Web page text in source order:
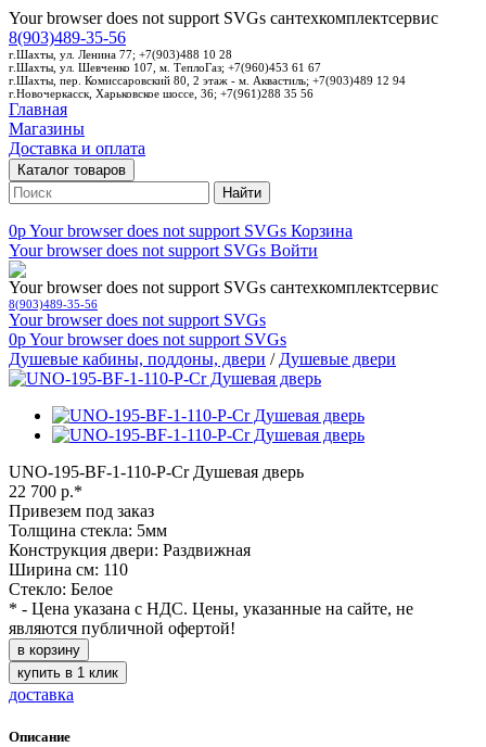
Your browser does not support SVGs сантехкомплектсервис
8(903)489-35-56
г.Шахты, ул. Ленина 77; +7(903)488 10 28
г.Шахты, ул. Шевченко 107, м. ТеплоГаз; +7(960)453 61 67
г.Шахты, пер. Комиссаровский 80, 2 этаж - м. Аквастиль; +7(903)489 12 94
г.Новочеркасск, Харьковское шоссе, 36; +7(961)288 35 56
Главная
Магазины
Доставка и оплата
Каталог товаров
Найти
0pYour browser does not support SVGs Корзина
Your browser does not support SVGs Войти
Your browser does not support SVGs сантехкомплектсервис
8(903)489-35-56
Your browser does not support SVGs
0pYour browser does not support SVGs
Душевые кабины, поддоны, двери / Душевые двери
UNO-195-BF-1-110-P-Cr Душевая дверь
22 700 р.*
Привезем под заказ
Толщина стекла: 5мм
Конструкция двери: Раздвижная
Ширина см: 110
Стекло: Белое
* - Цена указана с НДС. Цены, указанные на сайте, не
являются публичной офертой!
в корзину
купить в 1 клик
доставка
Описание